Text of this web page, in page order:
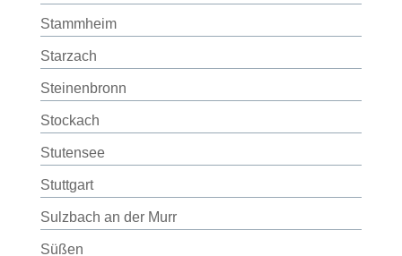
Stammheim
Starzach
Steinenbronn
Stockach
Stutensee
Stuttgart
Sulzbach an der Murr
Süßen